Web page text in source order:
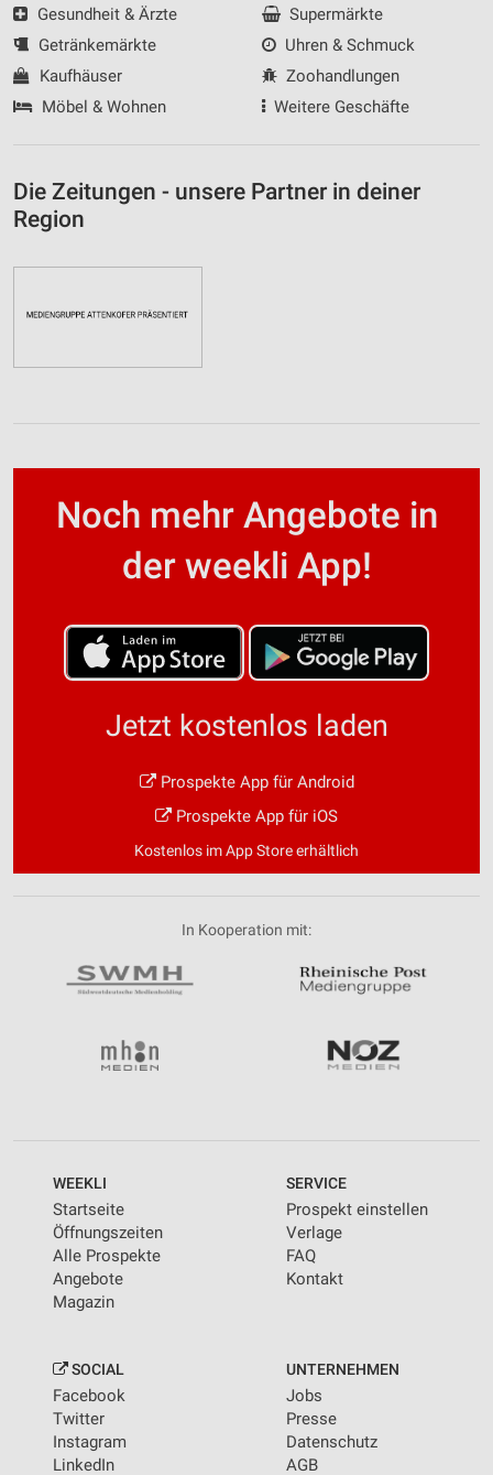
Gesundheit & Ärzte
Getränkemärkte
Kaufhäuser
Möbel & Wohnen
Supermärkte
Uhren & Schmuck
Zoohandlungen
Weitere Geschäfte
Die Zeitungen - unsere Partner in deiner
Region
Noch mehr Angebote in
der weekli App!
Jetzt kostenlos laden
Prospekte App für Android
Prospekte App für iOS
Kostenlos im App Store erhältlich
In Kooperation mit:
WEEKLI
Startseite
Öffnungszeiten
Alle Prospekte
Angebote
Magazin
SERVICE
Prospekt einstellen
Verlage
FAQ
Kontakt
SOCIAL
Facebook
Twitter
Instagram
LinkedIn
UNTERNEHMEN
Jobs
Presse
Datenschutz
AGB